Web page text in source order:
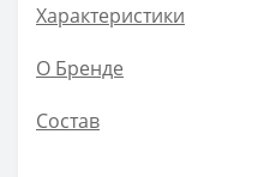
Характеристики
О Бренде
Состав